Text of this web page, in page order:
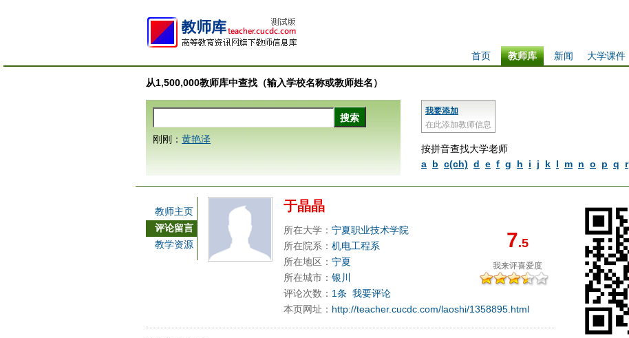
大学课件
新闻
教师库
首页
从1,500,000教师库中查找（输入学校名称或教师姓名）
我要添加
在此添加教师信息
按拼音查找大学老师
a b c(ch) d e f g h i j k l m n o p q r
刚刚： 黄艳泽
教师主页
评论留言
教学资源
于晶晶
7.5
我来评喜爱度
所在大学： 宁夏职业技术学院
所在院系： 机电工程系
所在地区： 宁夏
所在城市： 银川
评论次数： 1条 我要评论
本页网址： http://teacher.cucdc.com/laoshi/1358895.html